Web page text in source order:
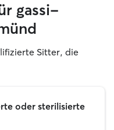
gassi-
Sitter, die
oder sterilisierte